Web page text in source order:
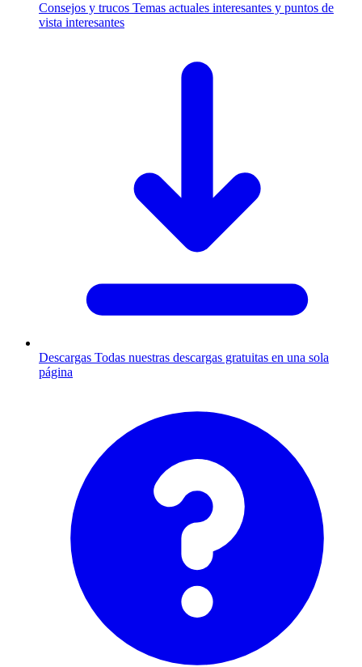
Consejos y trucos Temas actuales interesantes y puntos de
vista interesantes
Descargas Todas nuestras descargas gratuitas en una sola
página